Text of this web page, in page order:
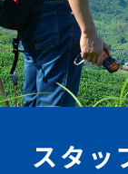
スタッ